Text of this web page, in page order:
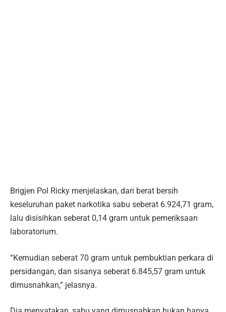
Brigjen Pol Ricky menjelaskan, dari berat bersih
keseluruhan paket narkotika sabu seberat 6.924,71 gram,
lalu disisihkan seberat 0,14 gram untuk pemeriksaan
laboratorium.
“Kemudian seberat 70 gram untuk pembuktian perkara di
persidangan, dan sisanya seberat 6.845,57 gram untuk
dimusnahkan,” jelasnya.